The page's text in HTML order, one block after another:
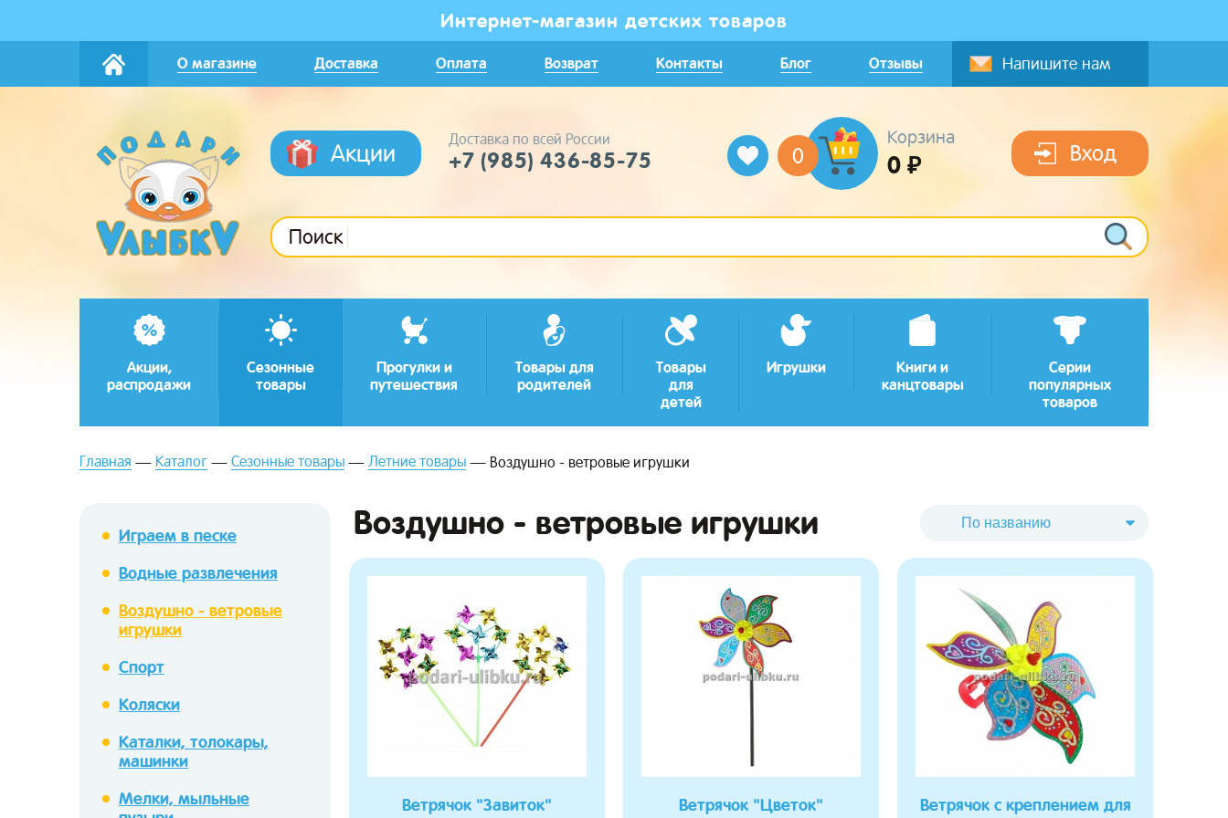
Интернет-магазин детских товаров
О магазине Доставка Оплата Возврат Контакты Блог Отзывы Напишите нам
Акции
Доставка по всей России
+7 (985) 436-85-75 0
Корзина
0 ₽ Вход
Поиск
Акции,
распродажи
Сезонные
товары
Прогулки и
путешествия
Товары для
родителей
Товары
для
детей
Игрушки
Книги и
канцтовары
Серии
популярных
товаров
Главная Каталог Сезонные товары Летние товары Воздушно - ветровые игрушки
Играем в песке
Водные развлечения
Воздушно - ветровые
игрушки
Спорт
Коляски
Каталки, толокары,
машинки
Мелки, мыльные
Воздушно - ветровые игрушки
Ветрячок "Завиток"
Ветрячок "Цветок"
Ветрячок с креплением для